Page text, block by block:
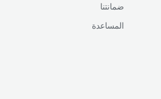
ضمانتنا
المساعدة